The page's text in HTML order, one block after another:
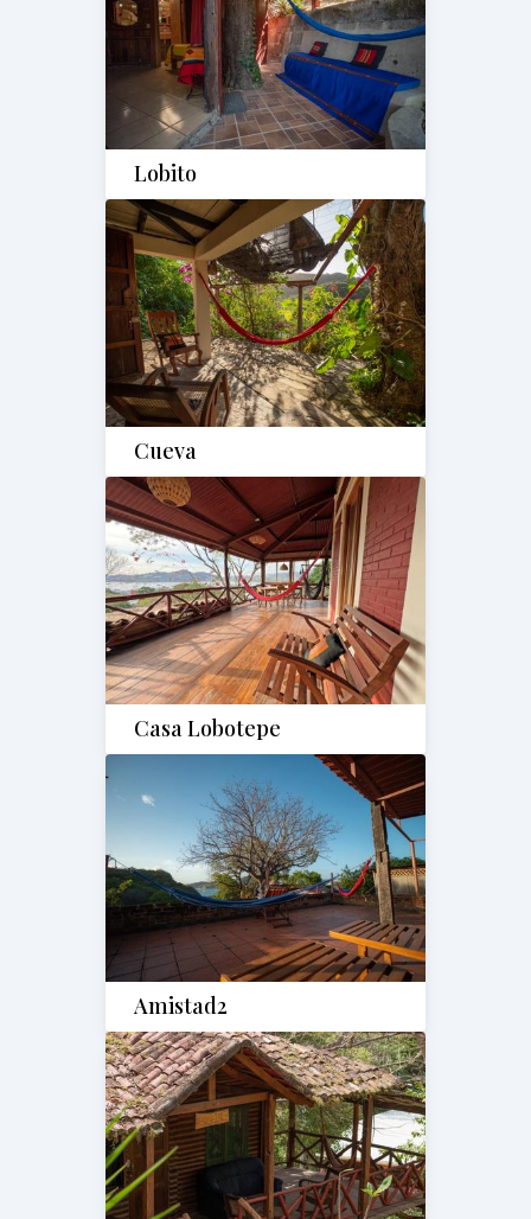
Lobito
Cueva
Casa Lobotepe
Amistad2